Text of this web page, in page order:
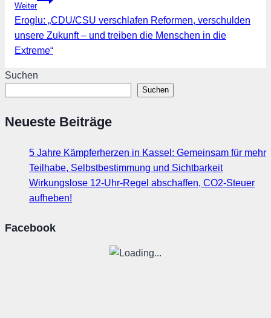
Weiter
Eroglu: „CDU/CSU verschlafen Reformen, verschulden
unsere Zukunft – und treiben die Menschen in die
Extreme“
Suchen
Suchen
Neueste Beiträge
5 Jahre Kämpferherzen in Kassel: Gemeinsam für mehr
Teilhabe, Selbstbestimmung und Sichtbarkeit
Wirkungslose 12-Uhr-Regel abschaffen, CO2-Steuer
aufheben!
Facebook